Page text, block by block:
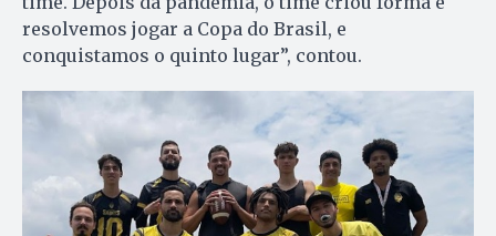
resolvemos jogar a Copa do Brasil, e
conquistamos o quinto lugar”, contou.